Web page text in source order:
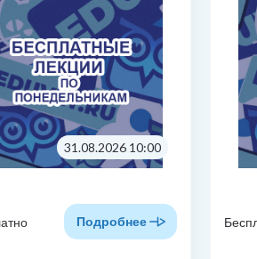
31.08.2026 10:00
Подробнее